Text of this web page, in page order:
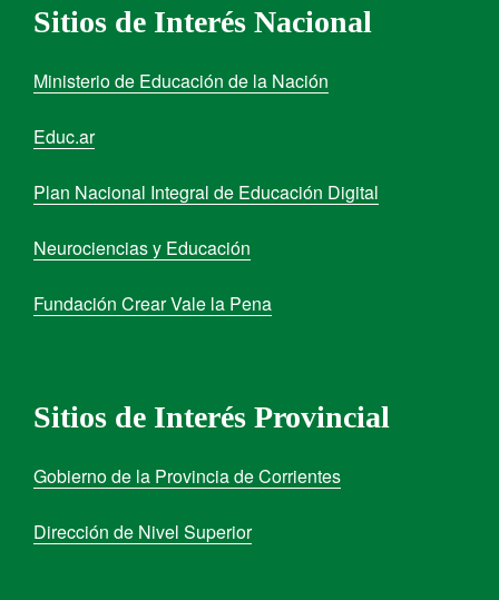
Sitios de Interés Nacional
Ministerio de Educación de la Nación
Educ.ar
Plan Nacional Integral de Educación Digital
Neurociencias y Educación
Fundación Crear Vale la Pena
Sitios de Interés Provincial
Gobierno de la Provincia de Corrientes
Dirección de Nivel Superior